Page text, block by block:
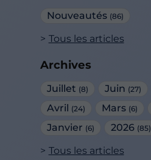
Nouveautés (86)
Tous les articles
Archives
Juillet (8) Juin (27)
Avril (24) Mars (6)
Janvier (6) 2026 (85)
Tous les articles